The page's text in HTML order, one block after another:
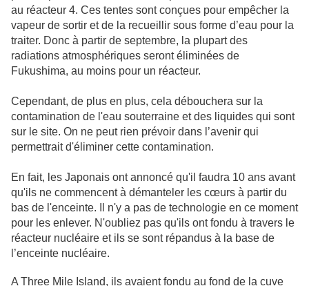
au réacteur 4. Ces tentes sont conçues pour empêcher la
vapeur de sortir et de la recueillir sous forme d’eau pour la
traiter. Donc à partir de septembre, la plupart des
radiations atmosphériques seront éliminées de
Fukushima, au moins pour un réacteur.
Cependant, de plus en plus, cela débouchera sur la
contamination de l'eau souterraine et des liquides qui sont
sur le site. On ne peut rien prévoir dans l’avenir qui
permettrait d'éliminer cette contamination.
En fait, les Japonais ont annoncé qu'il faudra 10 ans avant
qu'ils ne commencent à démanteler les cœurs à partir du
bas de l'enceinte. Il n'y a pas de technologie en ce moment
pour les enlever. N'oubliez pas qu'ils ont fondu à travers le
réacteur nucléaire et ils se sont répandus à la base de
l’enceinte nucléaire.
A Three Mile Island, ils avaient fondu au fond de la cuve